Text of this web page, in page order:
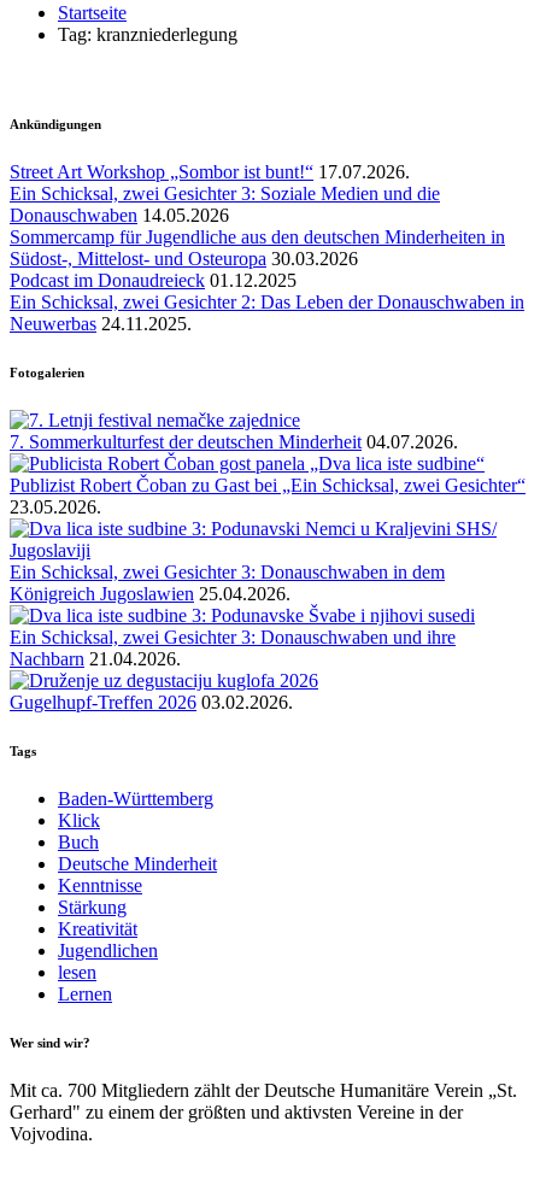
Startseite
Tag: kranzniederlegung
Ankündigungen
Street Art Workshop „Sombor ist bunt!“ 17.07.2026.
Ein Schicksal, zwei Gesichter 3: Soziale Medien und die
Donauschwaben 14.05.2026
Sommercamp für Jugendliche aus den deutschen Minderheiten in
Südost-, Mittelost- und Osteuropa 30.03.2026
Podcast im Donaudreieck 01.12.2025
Ein Schicksal, zwei Gesichter 2: Das Leben der Donauschwaben in
Neuwerbas 24.11.2025.
Fotogalerien
7. Sommerkulturfest der deutschen Minderheit 04.07.2026.
Publizist Robert Čoban zu Gast bei „Ein Schicksal, zwei Gesichter“
23.05.2026.
Ein Schicksal, zwei Gesichter 3: Donauschwaben in dem
Königreich Jugoslawien 25.04.2026.
Ein Schicksal, zwei Gesichter 3: Donauschwaben und ihre
Nachbarn 21.04.2026.
Gugelhupf-Treffen 2026 03.02.2026.
Tags
Baden-Württemberg
Klick
Buch
Deutsche Minderheit
Kenntnisse
Stärkung
Kreativität
Jugendlichen
lesen
Lernen
Wer sind wir?
Mit ca. 700 Mitgliedern zählt der Deutsche Humanitäre Verein „St.
Gerhard" zu einem der größten und aktivsten Vereine in der
Vojvodina.